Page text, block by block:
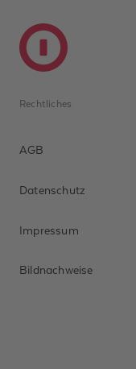
Rechtliches
AGB
Datenschutz
Impressum
Bildnachweise